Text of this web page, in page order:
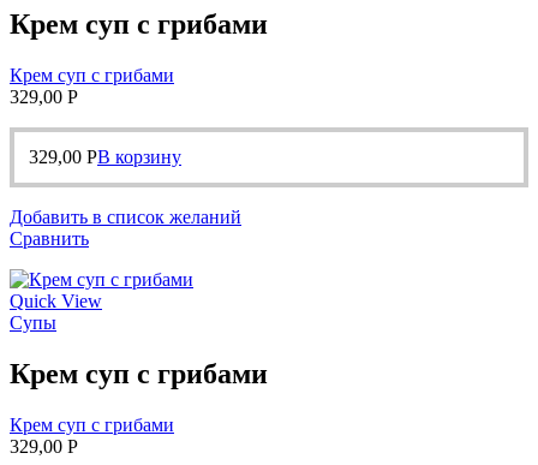
Крем суп с грибами
Крем суп с грибами
329,00 Р
329,00 РВ корзину
Добавить в список желаний
Сравнить
Quick View
Супы
Крем суп с грибами
Крем суп с грибами
329,00 Р